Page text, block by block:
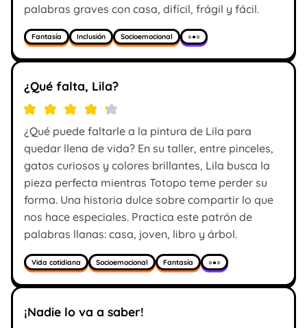
palabras graves con casa, difícil, frágil y fácil.
Fantasía Inclusión Socioemocional ○●○
¿Qué falta, Lila?
¿Qué puede faltarle a la pintura de Lila para
quedar llena de vida? En su taller, entre pinceles,
gatos curiosos y colores brillantes, Lila busca la
pieza perfecta mientras Totopo teme perder su
forma. Una historia dulce sobre compartir lo que
nos hace especiales. Practica este patrón de
palabras llanas: casa, joven, libro y árbol.
Vida cotidiana Socioemocional Fantasía ○●○
¡Nadie lo va a saber!